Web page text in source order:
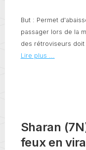
But : Permet
passager lors de la
des rétroviseurs
Lire plus ...
Sharan
feux en